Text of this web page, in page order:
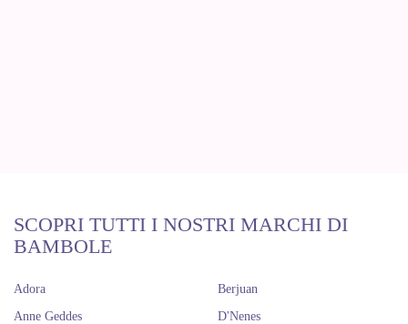
SCOPRI TUTTI I NOSTRI MARCHI DI
BAMBOLE
Adora
Anne Geddes
Berjuan
D'Nenes